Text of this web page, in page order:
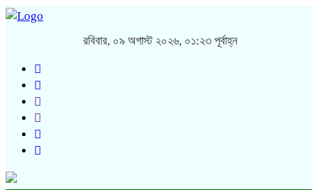
রবিবার, ০৯ অগাস্ট ২০২৬, ০১:২৩ পূর্বাহ্ন